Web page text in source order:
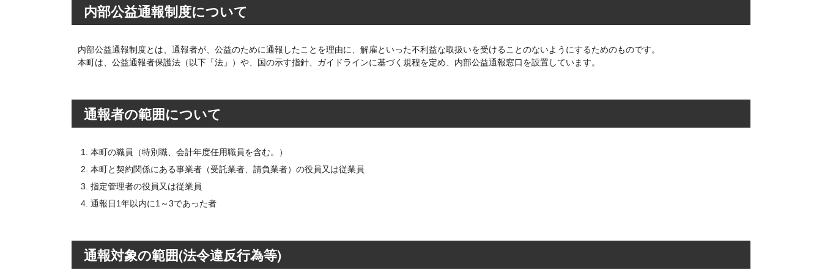
内部公益通報制度について
内部公益通報制度とは、通報者が、公益のために通報したことを理由に、解雇といった不利益な取扱いを受けることのないようにするためのものです。
本町は、公益通報者保護法（以下「法」）や、国の示す指針、ガイドラインに基づく規程を定め、内部公益通報窓口を設置しています。
通報者の範囲について
本町の職員（特別職、会計年度任用職員を含む。）
本町と契約関係にある事業者（受託業者、請負業者）の役員又は従業員
指定管理者の役員又は従業員
通報日1年以内に1～3であった者
通報対象の範囲(法令違反行為等)